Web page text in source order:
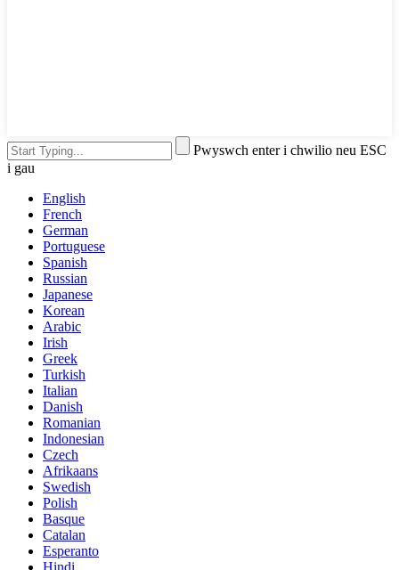
Pwyswch enter i chwilio neu ESC
i gau
English
French
German
Portuguese
Spanish
Russian
Japanese
Korean
Arabic
Irish
Greek
Turkish
Italian
Danish
Romanian
Indonesian
Czech
Afrikaans
Swedish
Polish
Basque
Catalan
Esperanto
Hindi